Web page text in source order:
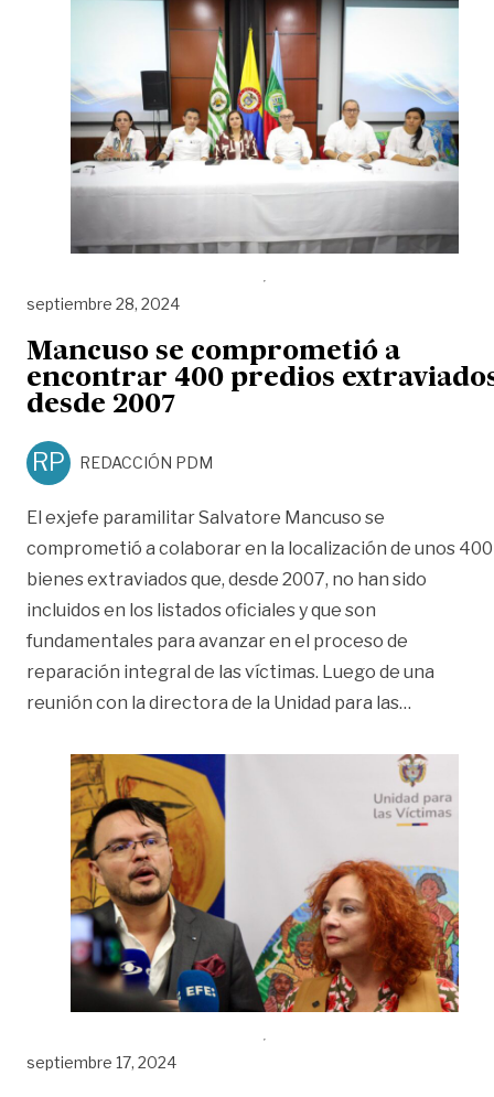
septiembre 28, 2024
Mancuso se comprometió a
encontrar 400 predios
desde 2007
RP REDACCIÓN PDM
El exjefe paramilitar Salvatore Mancuso se
comprometió a colaborar en la localización de unos 400
bienes extraviados que, desde 2007, no han sido
incluidos en los listados oficiales y que son
fundamentales para avanzar en el proceso de
reparación integral de las víctimas. Luego de una
reunión con la directora de la Unidad para las…
septiembre 17, 2024